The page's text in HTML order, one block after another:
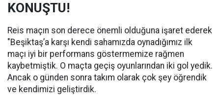
KONUŞTU!
Reis maçın son derece önemli olduğuna işaret ederek
"Beşiktaş’a karşı kendi sahamızda oynadığımız ilk
maçı iyi bir performans göstermemize rağmen
kaybetmiştik. O maçta geçiş oyunlarından iki gol yedik.
Ancak o günden sonra takım olarak çok şey öğrendik
ve kendimizi geliştirdik.